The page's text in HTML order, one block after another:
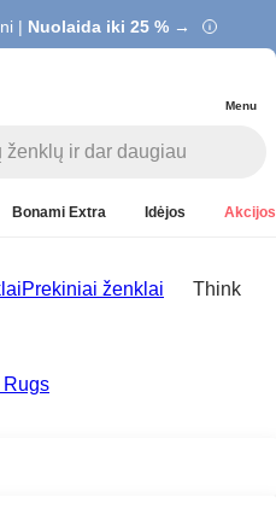
| Nuolaida iki 25 % →
Menu
Bonami Extra Idėjos
Prekiniai ženklai
Think